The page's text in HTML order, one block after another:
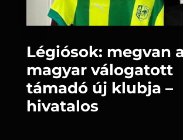
Légiósok: megvan
magyar válogatott
támadó új klubja –
hivatalos